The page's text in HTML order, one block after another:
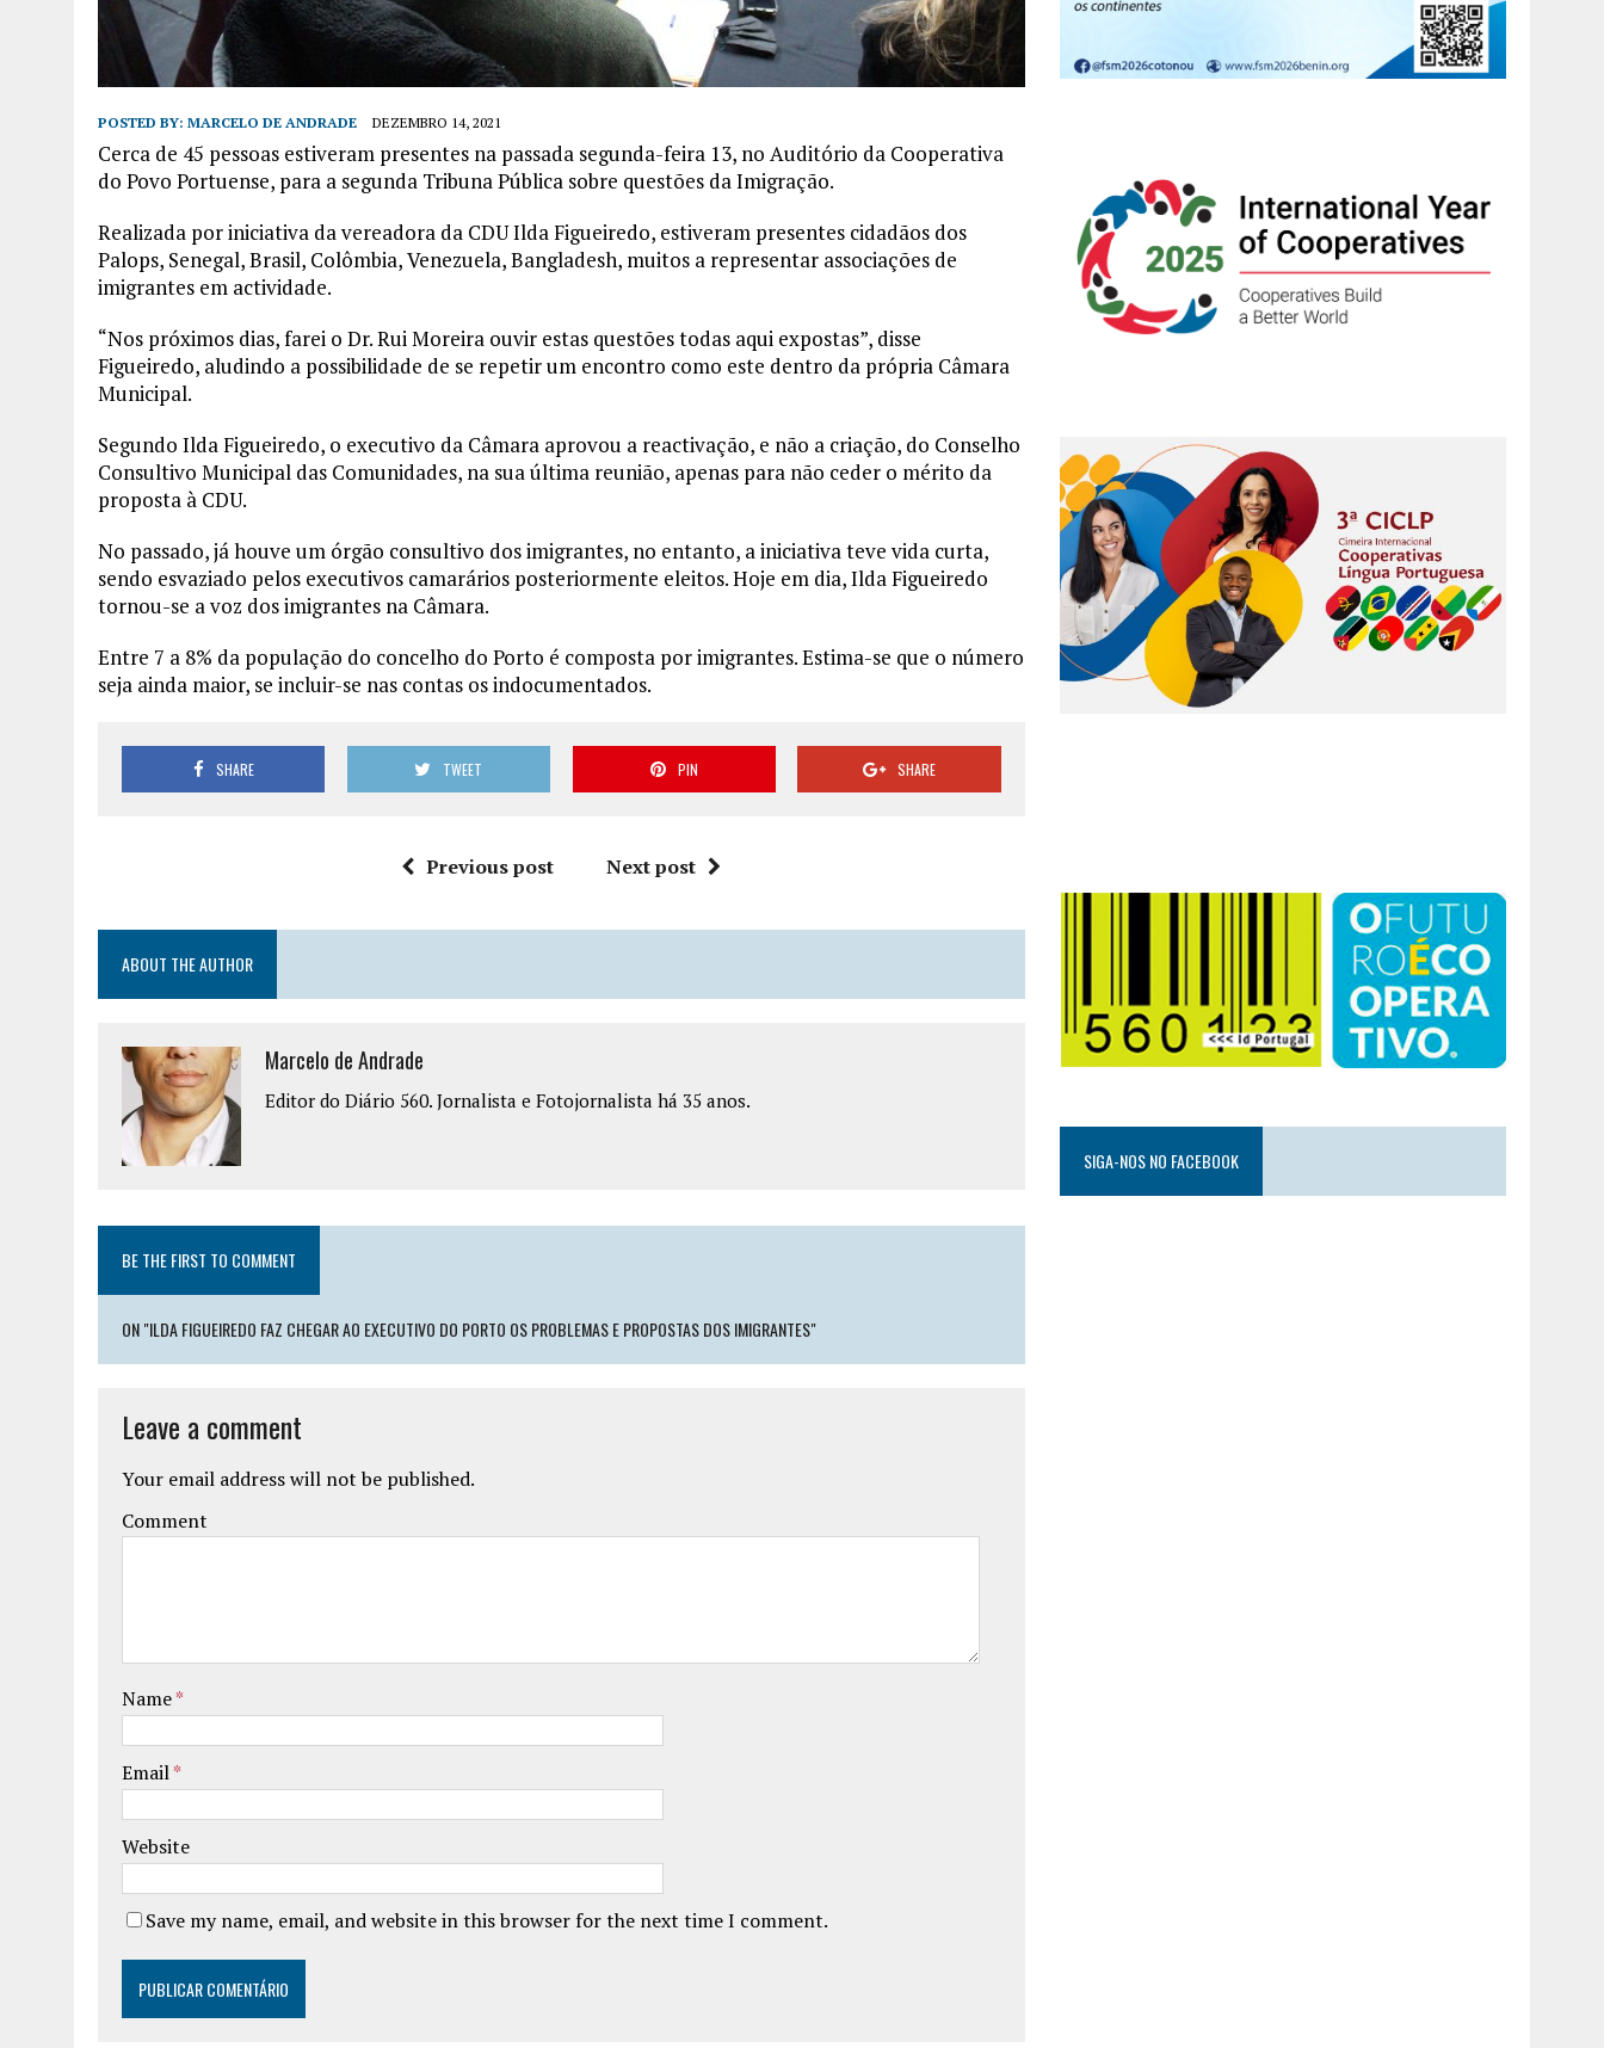
POSTED BY: MARCELO DE ANDRADE DEZEMBRO 14, 2021
Cerca de 45 pessoas estiveram presentes na passada segunda-feira 13, no Auditório da Cooperativa
do Povo Portuense, para a segunda Tribuna Pública sobre questões da Imigração.
Realizada por iniciativa da vereadora da CDU Ilda Figueiredo, estiveram presentes cidadãos dos
Palops, Senegal, Brasil, Colômbia, Venezuela, Bangladesh, muitos a representar associações de
imigrantes em actividade.
“Nos próximos dias, farei o Dr. Rui Moreira ouvir estas questões todas aqui expostas”, disse
Figueiredo, aludindo a possibilidade de se repetir um encontro como este dentro da própria Câmara
Municipal.
Segundo Ilda Figueiredo, o executivo da Câmara aprovou a reactivação, e não a criação, do Conselho
Consultivo Municipal das Comunidades, na sua última reunião, apenas para não ceder o mérito da
proposta à CDU.
No passado, já houve um órgão consultivo dos imigrantes, no entanto, a iniciativa teve vida curta,
sendo esvaziado pelos executivos camarários posteriormente eleitos. Hoje em dia, Ilda Figueiredo
tornou-se a voz dos imigrantes na Câmara.
Entre 7 a 8% da população do concelho do Porto é composta por imigrantes. Estima-se que o número
seja ainda maior, se incluir-se nas contas os indocumentados.
SHARE TWEET PIN SHARE
Previous post Next post
ABOUT THE AUTHOR
Marcelo de Andrade
Editor do Diário 560. Jornalista e Fotojornalista há 35 anos.
BE THE FIRST TO COMMENT
ON "ILDA FIGUEIREDO FAZ CHEGAR AO EXECUTIVO DO PORTO OS PROBLEMAS E PROPOSTAS DOS IMIGRANTES"
Leave a comment
Your email address will not be published.
Comment
Name*
Email*
Website
Save my name, email, and website in this browser for the next time I comment.
SIGA-NOS NO FACEBOOK